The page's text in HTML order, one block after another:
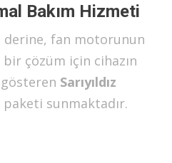
Bakım Hizmeti
derine, fan motorunun
çözüm için cihazın
Sarıyıldız
paketi sunmaktadır.